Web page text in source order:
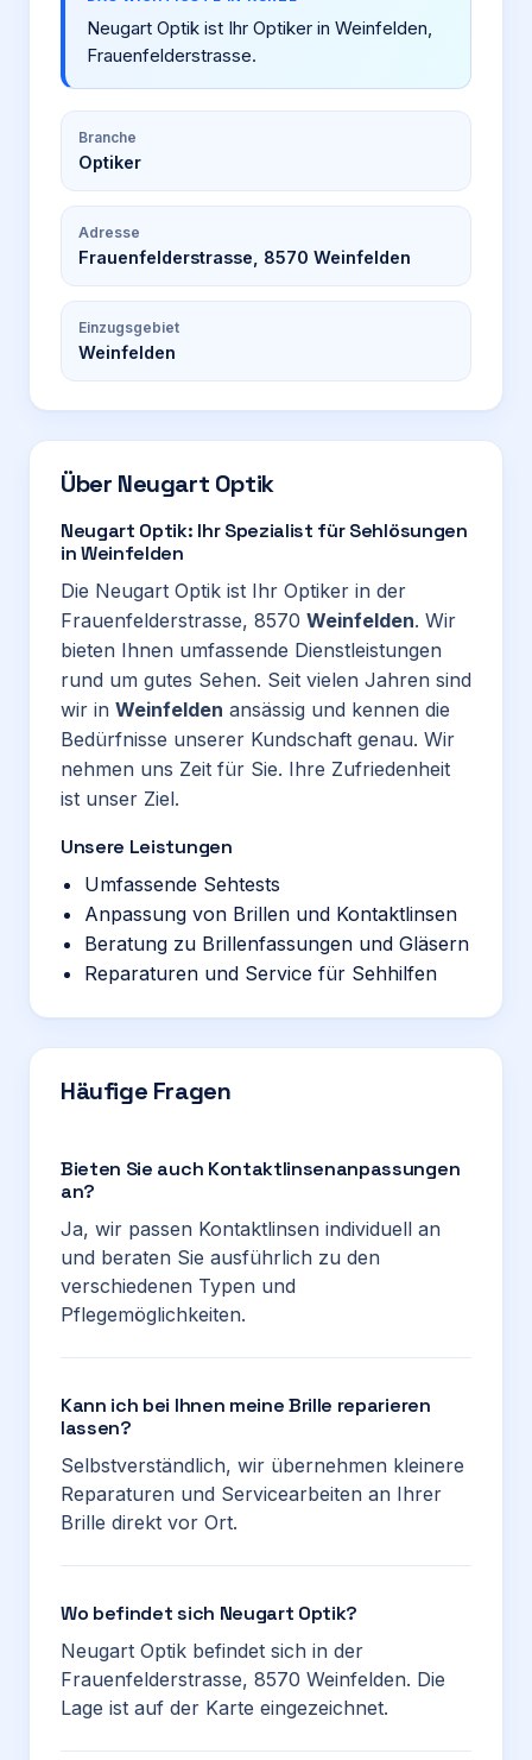
Neugart Optik ist Ihr Optiker in Weinfelden,
Frauenfelderstrasse.
Branche
Optiker
Adresse
Frauenfelderstrasse, 8570 Weinfelden
Einzugsgebiet
Weinfelden
Über Neugart Optik
Neugart Optik: Ihr Spezialist für Sehlösungen
in Weinfelden
Die Neugart Optik ist Ihr Optiker in der
Frauenfelderstrasse, 8570 Weinfelden. Wir
bieten Ihnen umfassende Dienstleistungen
rund um gutes Sehen. Seit vielen Jahren sind
wir in Weinfelden ansässig und kennen die
Bedürfnisse unserer Kundschaft genau. Wir
nehmen uns Zeit für Sie. Ihre Zufriedenheit
ist unser Ziel.
Unsere Leistungen
Umfassende Sehtests
Anpassung von Brillen und Kontaktlinsen
Beratung zu Brillenfassungen und Gläsern
Reparaturen und Service für Sehhilfen
Häufige Fragen
Bieten Sie auch Kontaktlinsenanpassungen
an?
Ja, wir passen Kontaktlinsen individuell an
und beraten Sie ausführlich zu den
verschiedenen Typen und
Pflegemöglichkeiten.
Kann ich bei Ihnen meine Brille reparieren
lassen?
Selbstverständlich, wir übernehmen kleinere
Reparaturen und Servicearbeiten an Ihrer
Brille direkt vor Ort.
Wo befindet sich Neugart Optik?
Neugart Optik befindet sich in der
Frauenfelderstrasse, 8570 Weinfelden. Die
Lage ist auf der Karte eingezeichnet.